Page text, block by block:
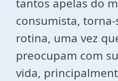
tantos apelas do
consumista,
rotina, uma vez
preocupam com
vida,